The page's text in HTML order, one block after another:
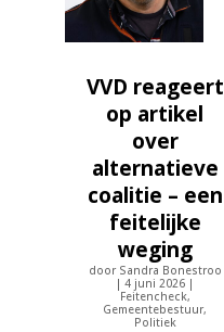
VVD reageert
op artikel
over
alternatieve
coalitie – een
feitelijke
weging
door Sandra Bonestroo
|4 juni 2026 |
Feitencheck,
Gemeentebestuur,
Politiek